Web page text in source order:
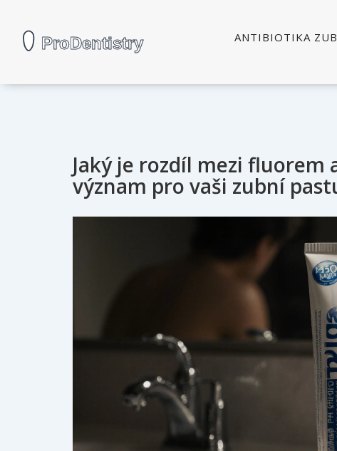
ANTIBIOTIKA ZUB
Jaký je rozdíl mezi
význam pro vaši zubní